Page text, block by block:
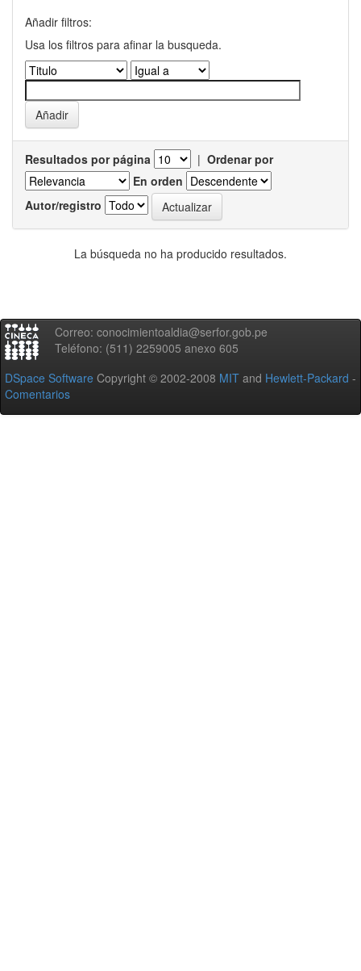
Añadir filtros:
Usa los filtros para afinar la busqueda.
Resultados por página | Ordenar por
En orden
Autor/registro
La búsqueda no ha producido resultados.
Correo: conocimientoaldia@serfor.gob.pe
Teléfono: (511) 2259005 anexo 605
DSpace Software Copyright © 2002-2008 MIT and Hewlett-Packard -
Comentarios